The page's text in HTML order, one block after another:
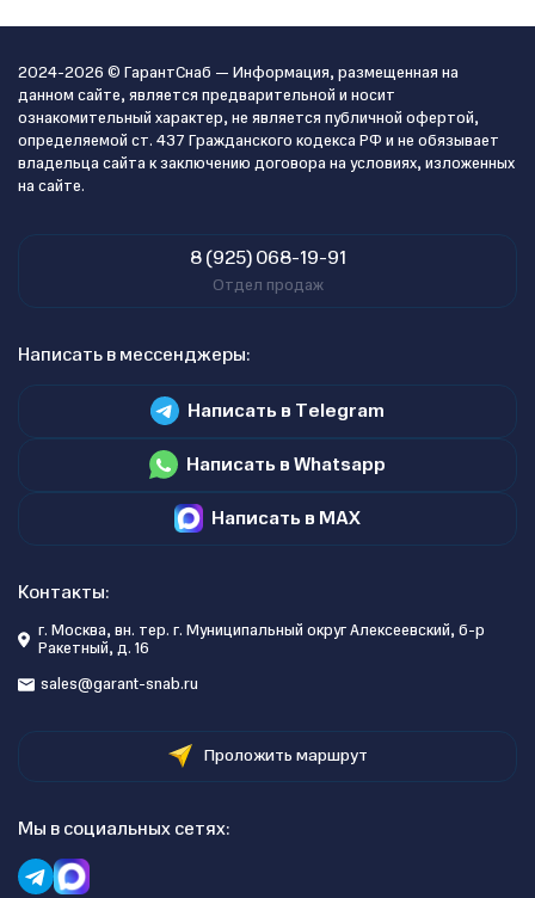
2024-2026 © ГарантСнаб — Информация, размещенная на
данном сайте, является предварительной и носит
ознакомительный характер, не является публичной офертой,
определяемой ст. 437 Гражданского кодекса РФ и не обязывает
владельца сайта к заключению договора на условиях, изложенных
на сайте.
8 (925) 068-19-91
Отдел продаж
Написать в мессенджеры:
Написать в Telegram
Написать в Whatsapp
Написать в MAX
Контакты:
г. Москва, вн. тер. г. Муниципальный округ Алексеевский, б-р
Ракетный, д. 16
sales@garant-snab.ru
Проложить маршрут
Мы в социальных сетях: